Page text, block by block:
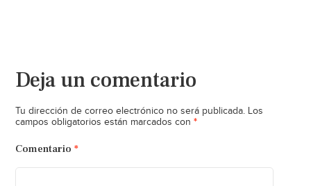
Deja un comentario
Tu dirección de correo electrónico no será publicada. Los
campos obligatorios están marcados con *
Comentario *